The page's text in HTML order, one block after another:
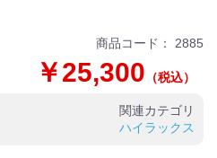
商品コード： 2885
￥25,300 （税込）
関連カテゴリ
ハイラックス